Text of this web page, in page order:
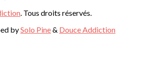
. Tous droits réservés.
bySolo Pine& Douce Addiction